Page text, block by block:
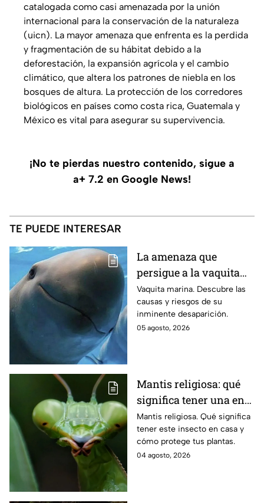
catalogada como casi amenazada por la unión
internacional para la conservación de la naturaleza
(uicn). La mayor amenaza que enfrenta es la perdida
y fragmentación de su hábitat debido a la
deforestación, la expansión agrícola y el cambio
climático, que altera los patrones de niebla en los
bosques de altura. La protección de los corredores
biológicos en países como costa rica, Guatemala y
México es vital para asegurar su supervivencia.
¡No te pierdas nuestro contenido, sigue a
a+ 7.2 en Google News!
TE PUEDE INTERESAR
La amenaza que
persigue a la vaquita
marina: causas y
riesgos de su
inminente
desaparición
Vaquita marina. Descubre las
causas y riesgos de su
inminente desaparición.
05 agosto, 2026
Mantis religiosa: qué
significa tener una en
casa y cómo ayuda a tu
huerta
Mantis religiosa. Qué significa
tener este insecto en casa y
cómo protege tus plantas.
04 agosto, 2026